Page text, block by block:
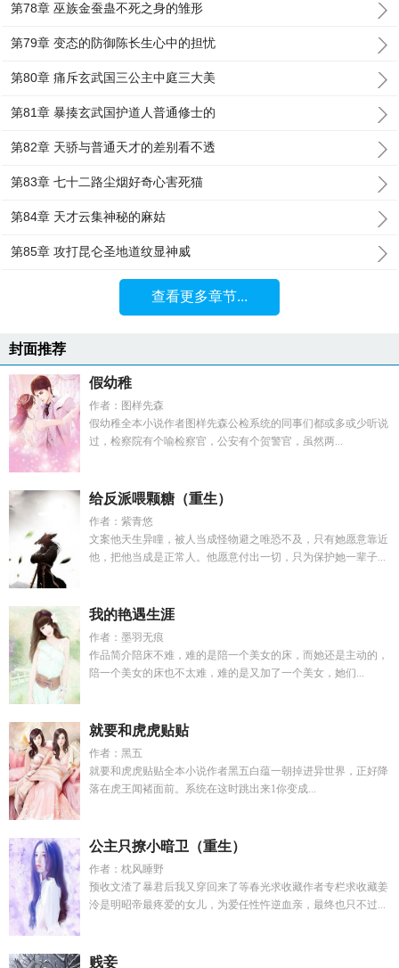
第78章 巫族金蚕蛊不死之身的雏形
第79章 变态的防御陈长生心中的担忧
第80章 痛斥玄武国三公主中庭三大美
第81章 暴揍玄武国护道人普通修士的
第82章 天骄与普通天才的差别看不透
第83章 七十二路尘烟好奇心害死猫
第84章 天才云集神秘的麻姑
第85章 攻打昆仑圣地道纹显神威
查看更多章节...
封面推荐
假幼稚
作者：图样先森
假幼稚全本小说作者图样先森公检系统的同事们都或多或少听说
过，检察院有个喻检察官，公安有个贺警官，虽然两...
给反派喂颗糖（重生）
作者：紫青悠
文案他天生异瞳，被人当成怪物避之唯恐不及，只有她愿意靠近
他，把他当成是正常人。他愿意付出一切，只为保护她一辈子...
我的艳遇生涯
作者：墨羽无痕
作品简介陪床不难，难的是陪一个美女的床，而她还是主动的，
陪一个美女的床也不太难，难的是又加了一个美女，她们...
就要和虎虎贴贴
作者：黑五
就要和虎虎贴贴全本小说作者黑五白蕴一朝掉进异世界，正好降
落在虎王闻褚面前。系统在这时跳出来1你变成...
公主只撩小暗卫（重生）
作者：枕风睡野
预收文渣了暴君后我又穿回来了等春光求收藏作者专栏求收藏姜
泠是明昭帝最疼爱的女儿，为爱任性忤逆血亲，最终也只不过...
贱妾